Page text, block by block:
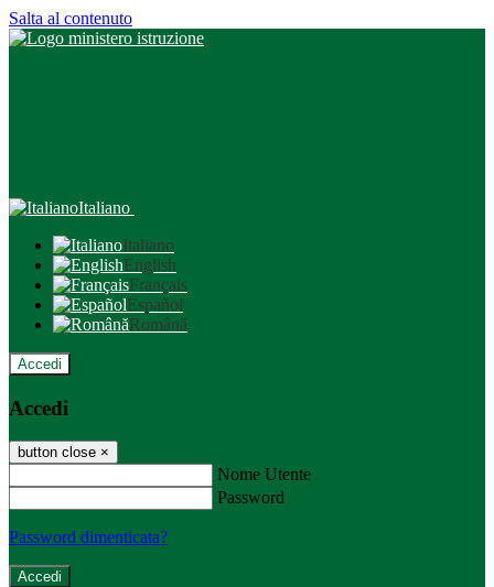
Salta al contenuto
Italiano
Italiano
English
Français
Español
Română
Accedi
Accedi
button close ×
Nome Utente
Password
Password dimenticata?